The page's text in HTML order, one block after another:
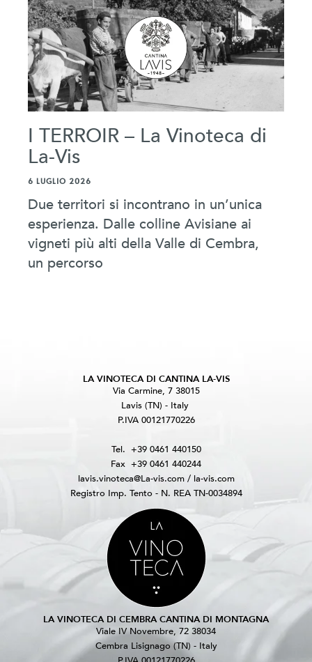
I TERROIR – La Vinoteca di
La-Vis
6 LUGLIO 2026
Due territori si incontrano in un’unica
esperienza. Dalle colline Avisiane ai
vigneti più alti della Valle di Cembra,
un percorso
LA VINOTECA DI CANTINA LA-VIS
Via Carmine, 7 38015
Lavis (TN) - Italy
P.IVA 00121770226
Tel. +39 0461 440150
Fax +39 0461 440244
lavis.vinoteca@La-vis.com/ la-vis.com
Registro Imp. Tento - N. REA TN-0034894
LA VINOTECA DI CEMBRA CANTINA DI MONTAGNA
Viale IV Novembre, 72 38034
Cembra Lisignago (TN) - Italy